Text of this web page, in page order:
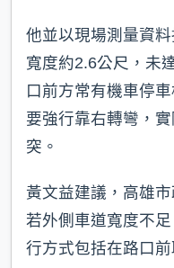
他並以現場測量資
寬度約2.6公尺，未
口前方常有機車停
要強行靠右轉彎，
突。
黃文益建議，高雄
若外側車道寬度不
行方式包括在路口